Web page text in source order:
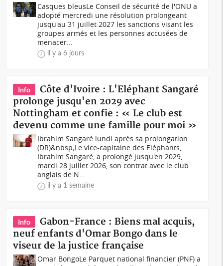
Casques bleusLe Conseil de sécurité de l'ONU a
adopté mercredi une résolution prolongeant
jusqu'au 31 juillet 2027 les sanctions visant les
groupes armés et les personnes accusées de
menacer...
il y a 6 jours
Info
Côte d'Ivoire : L'Eléphant Sangaré
prolonge jusqu'en 2029 avec
Nottingham et confie : « Le club est
devenu comme une famille pour moi »
Ibrahim Sangaré lundi après sa prolongation
(DR)&nbsp;Le vice-capitaine des Eléphants,
Ibrahim Sangaré, a prolongé jusqu'en 2029,
mardi 28 juillet 2026, son contrat avec le club
anglais de N...
il y a 1 semaine
Info
Gabon-France : Biens mal acquis,
neuf enfants d'Omar Bongo dans le
viseur de la justice française
Omar BongoLe Parquet national financier (PNF) a